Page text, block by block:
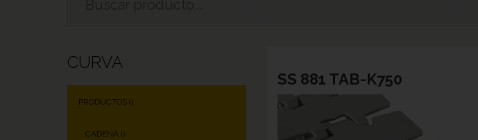
CURVA
PRODUCTOS ()
CADENA ()
SS 881 TAB-K750